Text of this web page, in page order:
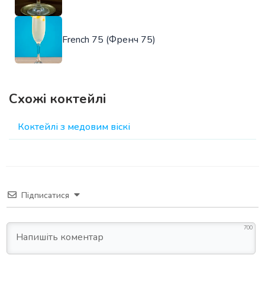
French 75 (Френч 75)
Схожі коктейлі
Коктейлі з медовим віскі
Підписатися
700